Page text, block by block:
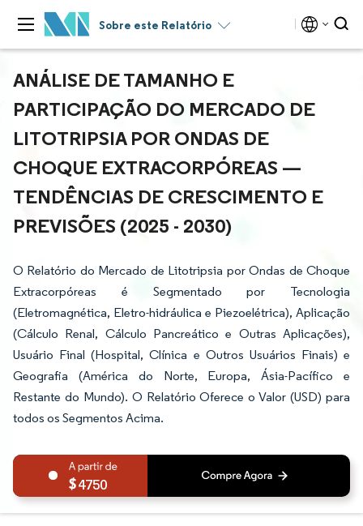
Sobre este Relatório
ANÁLISE DE TAMANHO E
PARTICIPAÇÃO DO MERCADO DE
LITOTRIPSIA POR ONDAS DE
CHOQUE EXTRACORPÓREAS —
TENDÊNCIAS DE CRESCIMENTO E
PREVISÕES (2025 - 2030)
O Relatório do Mercado de Litotripsia por Ondas de Choque
Extracorpóreas é Segmentado por Tecnologia
(Eletromagnética, Eletro-hidráulica e Piezoelétrica), Aplicação
(Cálculo Renal, Cálculo Pancreático e Outras Aplicações),
Usuário Final (Hospital, Clínica e Outros Usuários Finais) e
Geografia (América do Norte, Europa, Ásia-Pacífico e
Restante do Mundo). O Relatório Oferece o Valor (USD) para
todos os Segmentos Acima.
4750